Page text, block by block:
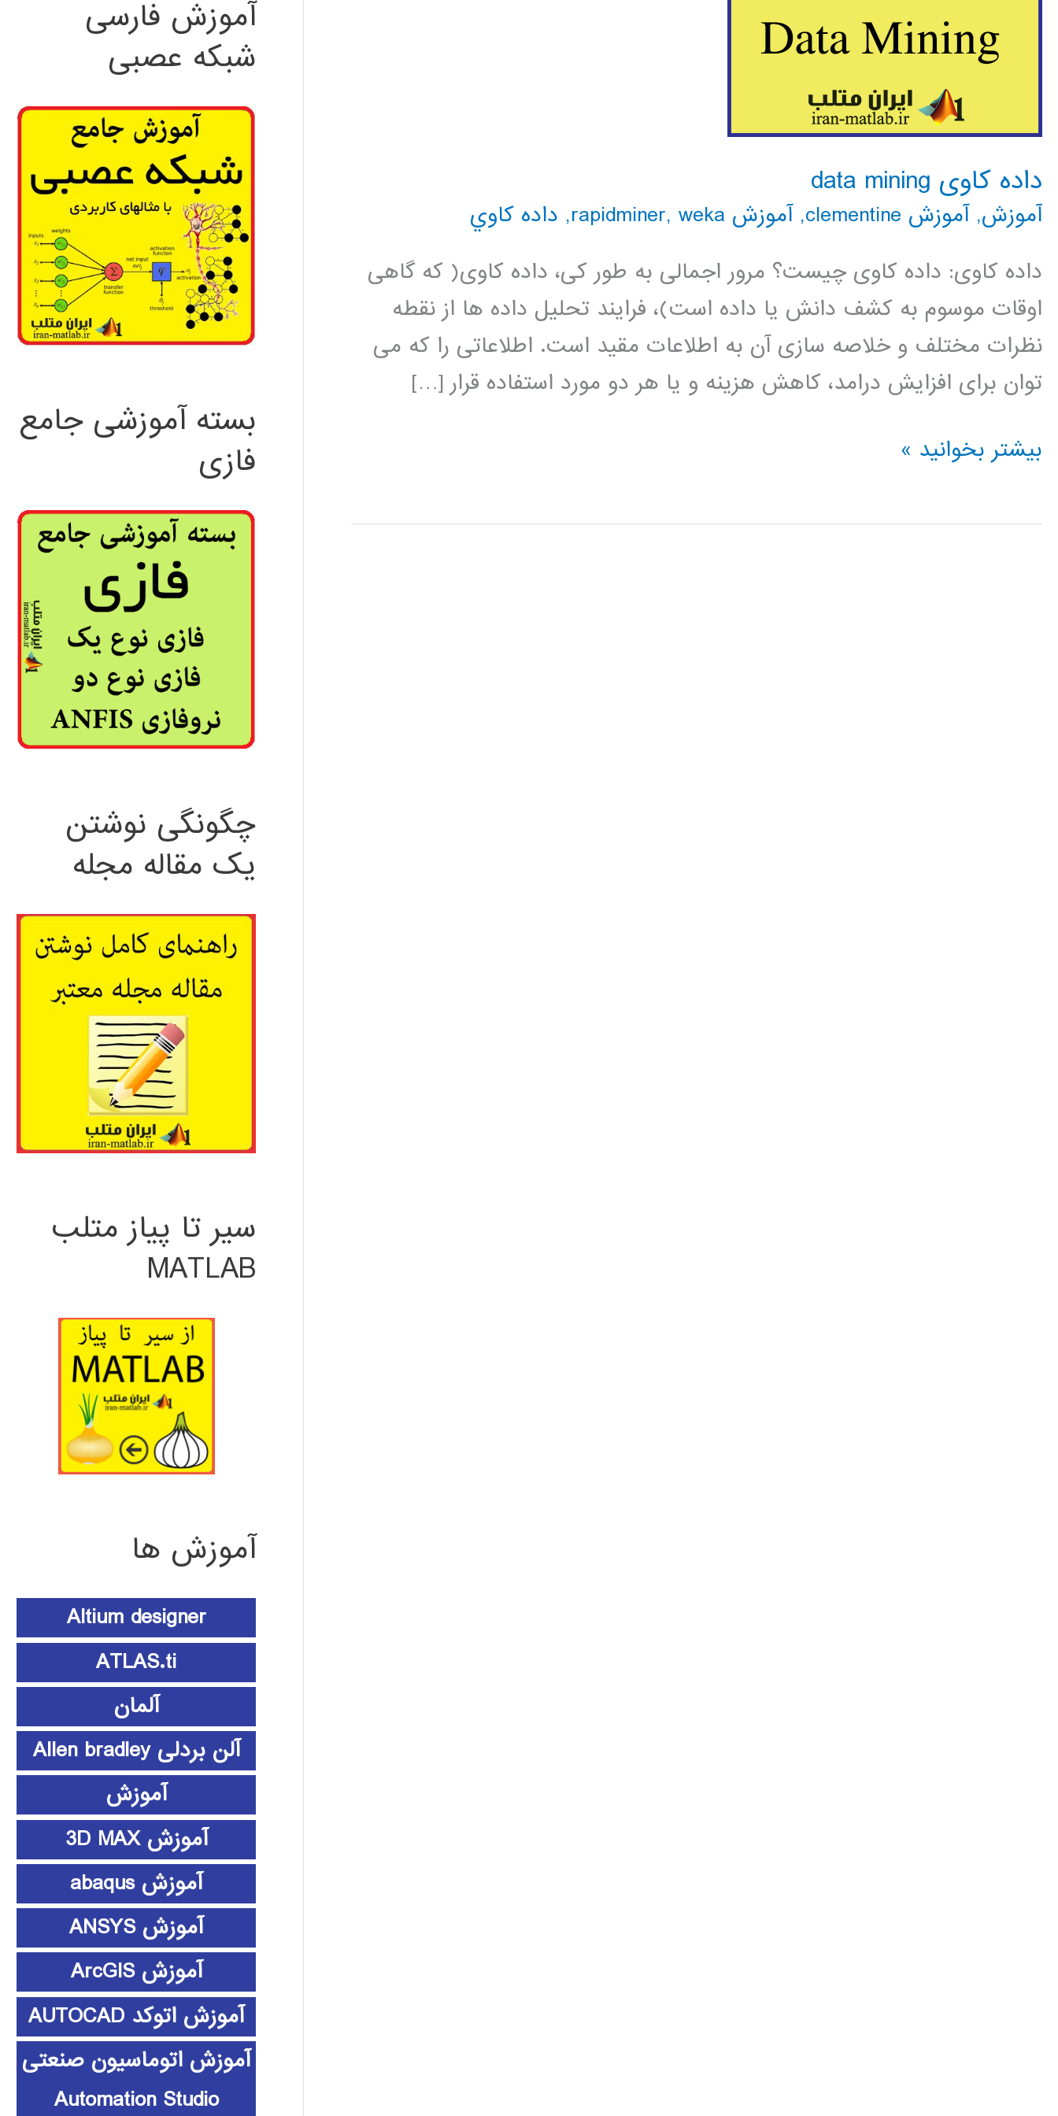
داده کاوی data mining
آموزش,آموزش clementine ,آموزش rapidminer , weka
, داده كاوي
داده کاوی: داده کاوی چیست؟ مرور اجمالی به طور کی، داده کاوی( که گاهی
اوقات موسوم به کشف دانش یا داده است)، فرایند تحلیل داده ها از نقطه
نظرات مختلف و خلاصه سازی آن به اطلاعات مقید است. اطلاعاتی را که می
توان برای افزایش درامد، کاهش هزینه و یا هر دو مورد استفاده قرار […]
داده
data
بیشتر بخوانید »
آموزش فارسی
شبکه عصبی
بسته آموزشی جامع
فازی
چگونگی نوشتن
یک مقاله مجله
سیر تا پیاز متلب
MATLAB
آموزش ها
Altium designer
ATLAS.ti
آلمان
آلن بردلی Allen bradley
آموزش
آموزش 3D MAX
آموزش abaqus
آموزش ANSYS
آموزش ArcGIS
آموزش اتوکد AUTOCAD
آموزش اتوماسیون صنعتی
Automation Studio